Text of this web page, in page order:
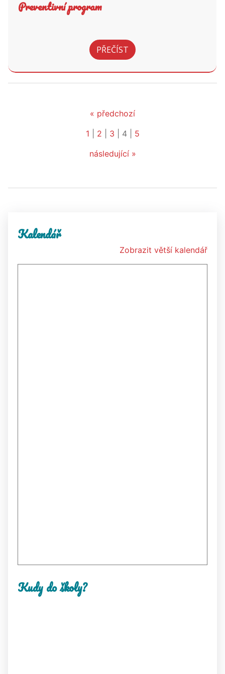
Preventivní program
PŘEČÍST
« předchozí
1
2 3 4
5
následující »
Kalendář
Zobrazit větší kalendář
Kudy do školy?